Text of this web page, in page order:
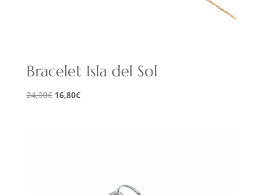
Bracelet Isla del Sol
24,00€ Le
16,80€Le